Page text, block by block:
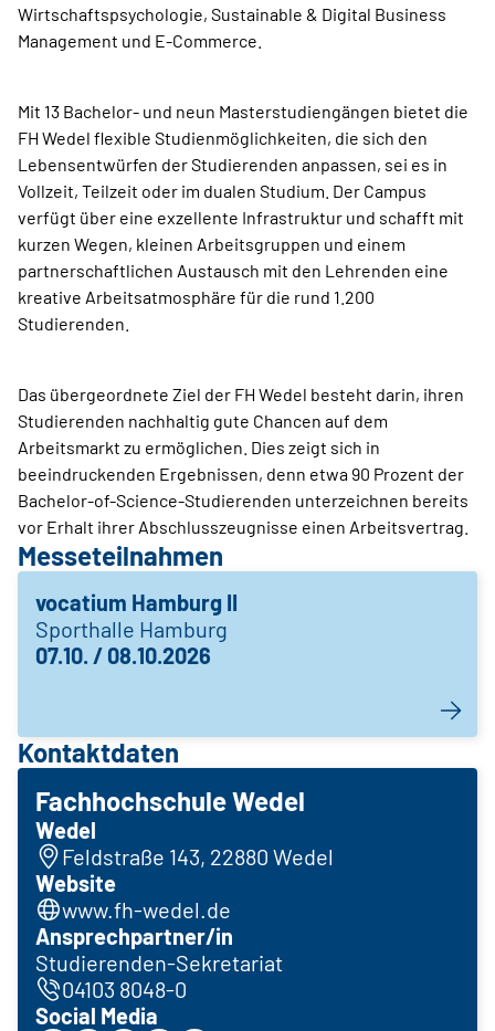
Wirtschaftspsychologie, Sustainable & Digital Business
Management und E-Commerce.
Mit 13 Bachelor- und neun Masterstudiengängen bietet die
FH Wedel flexible Studienmöglichkeiten, die sich den
Lebensentwürfen der Studierenden anpassen, sei es in
Vollzeit, Teilzeit oder im dualen Studium. Der Campus
verfügt über eine exzellente Infrastruktur und schafft mit
kurzen Wegen, kleinen Arbeitsgruppen und einem
partnerschaftlichen Austausch mit den Lehrenden eine
kreative Arbeitsatmosphäre für die rund 1.200
Studierenden.
Das übergeordnete Ziel der FH Wedel besteht darin, ihren
Studierenden nachhaltig gute Chancen auf dem
Arbeitsmarkt zu ermöglichen. Dies zeigt sich in
beeindruckenden Ergebnissen, denn etwa 90 Prozent der
Bachelor-of-Science-Studierenden unterzeichnen bereits
vor Erhalt ihrer Abschlusszeugnisse einen Arbeitsvertrag.
Messeteilnahmen
vocatium Hamburg II
Sporthalle Hamburg
07.10. / 08.10.2026
Kontaktdaten
Fachhochschule Wedel
Wedel
Feldstraße 143, 22880 Wedel
Website
www.fh-wedel.de
Ansprechpartner/in
Studierenden-Sekretariat
04103 8048-0
Social Media